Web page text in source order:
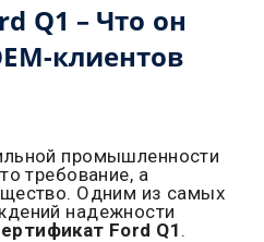
Q1 – Что он
клиентов
промышленности
требование, а
Одним из самых
надежности
Ford Q1 .